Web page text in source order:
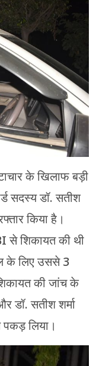
के खिलाफ बड़ी
सदस्य डॉ. सतीश
किया है।
से शिकायत की थी
के लिए उससे 3
की जांच के
डॉ. सतीश शर्मा
लिया।